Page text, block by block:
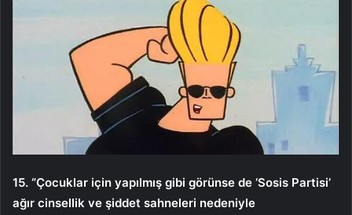
15. “Çocuklar için yapılmış gibi görünse de ‘Sosis Partisi’
ağır cinsellik ve şiddet sahneleri nedeniyle